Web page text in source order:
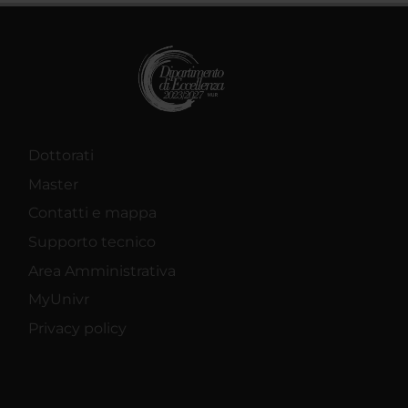
Dottorati
Master
Contatti e mappa
Supporto tecnico
Area Amministrativa
MyUnivr
Privacy policy